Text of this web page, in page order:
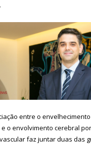
entre o
o envolvimento cerebral
faz juntar duas das